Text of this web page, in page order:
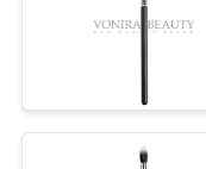
여
개인